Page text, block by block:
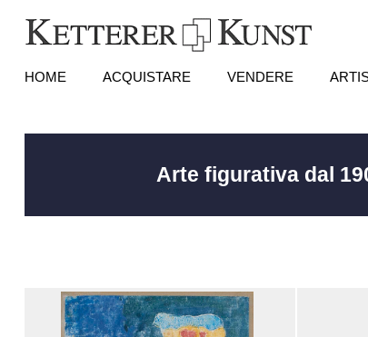
HOME ACQUISTARE VENDERE
Arte figurativa dal